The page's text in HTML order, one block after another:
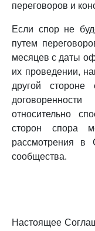
переговоров и
Если спор не
путем
месяцев с даты
их проведении,
другой
относительно
сторон спора
рассмотрения в
сообщества.
Настоящее